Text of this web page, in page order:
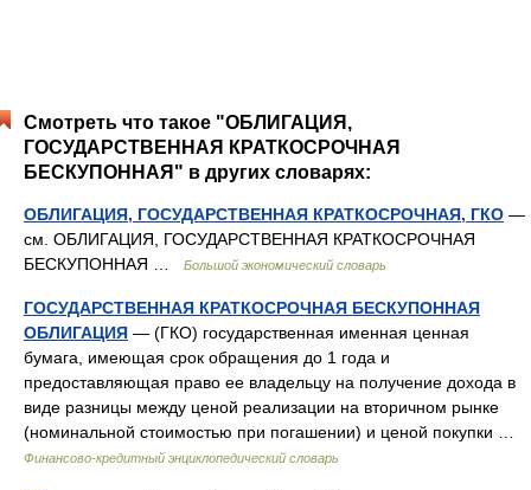
Смотреть что такое "ОБЛИГАЦИЯ,
ГОСУДАРСТВЕННАЯ КРАТКОСРОЧНАЯ
БЕСКУПОННАЯ" в других словарях:
ОБЛИГАЦИЯ, ГОСУДАРСТВЕННАЯ КРАТКОСРОЧНАЯ, ГКО —
см. ОБЛИГАЦИЯ, ГОСУДАРСТВЕННАЯ КРАТКОСРОЧНАЯ
БЕСКУПОННАЯ …
Большой экономический словарь
ГОСУДАРСТВЕННАЯ КРАТКОСРОЧНАЯ БЕСКУПОННАЯ
ОБЛИГАЦИЯ — (ГКО) государственная именная ценная
бумага, имеющая срок обращения до 1 года и
предоставляющая право ее владельцу на получение дохода в
виде разницы между ценой реализации на вторичном рынке
(номинальной стоимостью при погашении) и ценой покупки …
Финансово-кредитный энциклопедический словарь